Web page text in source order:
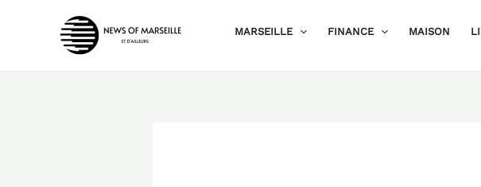
MARSEILLE FINANCE MAISON